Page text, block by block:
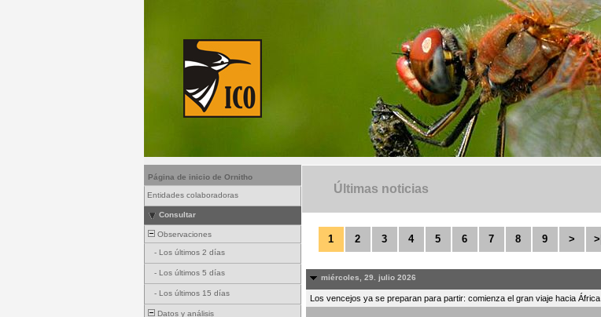
Página de inicio de Ornitho
Entidades colaboradoras
Consultar
Observaciones
- Los últimos 2 días
- Los últimos 5 días
- Los últimos 15 días
Datos y análisis
Últimas noticias
1 2 3 4 5 6 7 8 9 > >|
miércoles, 29. julio 2026
Los vencejos ya se preparan para partir: comienza el gran viaje hacia África